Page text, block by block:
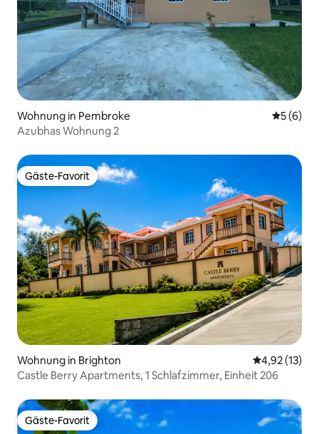
Wohnung in Pembroke
5 (6)
Azubhas Wohnung 2
Gäste-Favorit
Gäste-Favorit
Wohnung in Brighton
4,92 (13)
Castle Berry Apartments, 1 Schlafzimmer, Einheit 206
Gäste-Favorit
Gäste-Favorit